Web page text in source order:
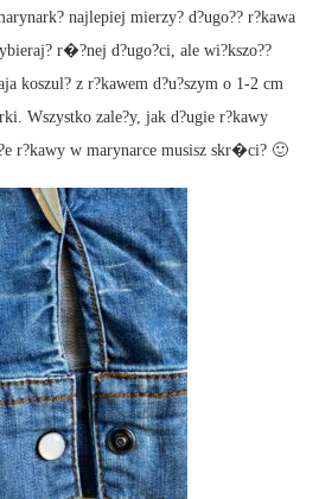
najlepiej mierzy? d?ugo?? r?kawa
r�?nej d?ugo?ci, ale wi?kszo??
koszul? z r?kawem d?u?szym o 1-2 cm
Wszystko zale?y, jak d?ugie r?kawy
r?kawy w marynarce musisz skr�ci? 🙂